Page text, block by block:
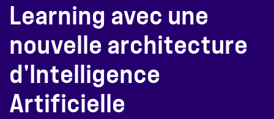
Learning avec une
nouvelle architecture
d'Intelligence
Artificielle